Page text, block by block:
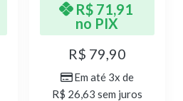
R$ 79,90
Em até 3x de
R$ 26,63 sem juros
R$71,91
no PIX